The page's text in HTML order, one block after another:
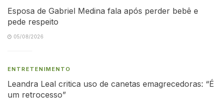
Esposa de Gabriel Medina fala após perder bebê e
pede respeito
05/08/2026
ENTRETENIMENTO
Leandra Leal critica uso de canetas emagrecedoras: “É
um retrocesso”